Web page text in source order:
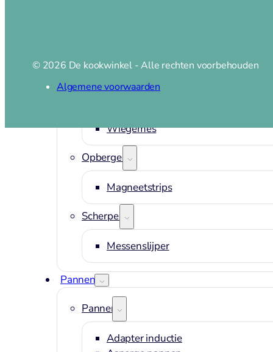
Oestermes en handschoen
Office en groentemes
Wiegemes
Opbergen
Magneetstrips
Scherpen
Messenslijper
Pannen
Pannen
Adapter inductie
© 2026 De kookwinkel - Alle rechten voorbehouden
Algemene voorwaarden